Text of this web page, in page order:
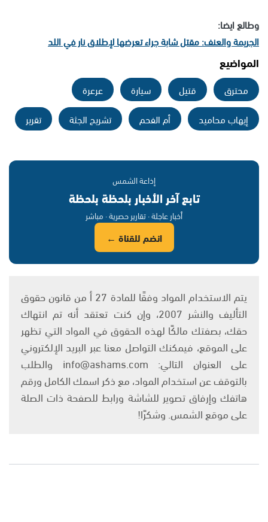
وطالع ايضا:
الجريمة والعنف: مقتل شابة جراء تعرضها لإطلاق نار في اللد
المواضيع
محترق قتيل سيارة
عرعرة
إيهاب محاميد
أم الفحم تشريح الجثة تقرير
إذاعة الشمس
تابع آخر الأخبار بلحظة بلحظة
أخبار عاجلة · تقارير حصرية · مباشر
انضم للقناة ←
يتم الاستخدام المواد وفقًا للمادة 27 أ من قانون حقوق
التأليف والنشر 2007، وإن كنت تعتقد أنه تم انتهاك
حقك، بصفتك مالكًا لهذه الحقوق في المواد التي تظهر
على الموقع، فيمكنك التواصل معنا عبر البريد الإلكتروني
على العنوان التالي: info@ashams.com والطلب
بالتوقف عن استخدام المواد، مع ذكر اسمك الكامل ورقم
هاتفك وإرفاق تصوير للشاشة ورابط للصفحة ذات الصلة
على موقع الشمس. وشكرًا!